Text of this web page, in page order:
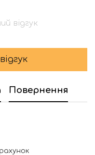
відгук
Повернення